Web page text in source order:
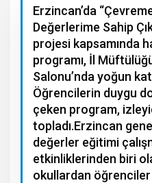
Erzincan’da
Değerlerime Sahip
projesi kapsamında
programı, İl
Salonu’nda yoğun
Öğrencilerin duygu
çeken program,
topladı.Erzincan
değerler eğitimi
etkinliklerinden biri
okullardan